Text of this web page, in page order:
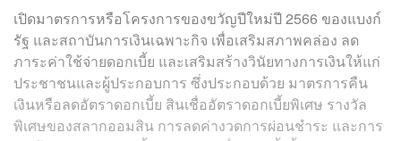
เปิดมาตรการหรือโครงการของขวัญปีใหม่ปี 2566 ของแบงก์
รัฐ และสถาบันการเงินเฉพาะกิจ เพื่อเสริมสภาพคล่อง ลด
ภาระค่าใช้จ่ายดอกเบี้ย และเสริมสร้างวินัยทางการเงินให้แก่
ประชาชนและผู้ประกอบการ ซึ่งประกอบด้วย มาตรการคืน
เงินหรือลดอัตราดอกเบี้ย สินเชื่ออัตราดอกเบี้ยพิเศษ รางวัล
พิเศษของสลากออมสิน การลดค่างวดการผ่อนชำระ และการ